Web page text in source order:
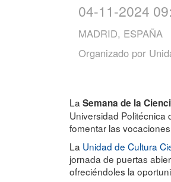
04-11-2024
MADRID, ESPAÑA
Organizado por
La Semana de la
Universidad
fomentar las
La Unidad de Cultura
jornada de puertas
ofreciéndoles la